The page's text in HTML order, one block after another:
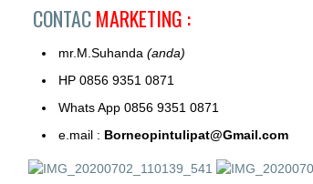
CONTACMARKETING :
mr.M.Suhanda (anda)
HP 0856 9351 0871
Whats App 0856 9351 0871
e.mail : Borneopintulipat@Gmail.com